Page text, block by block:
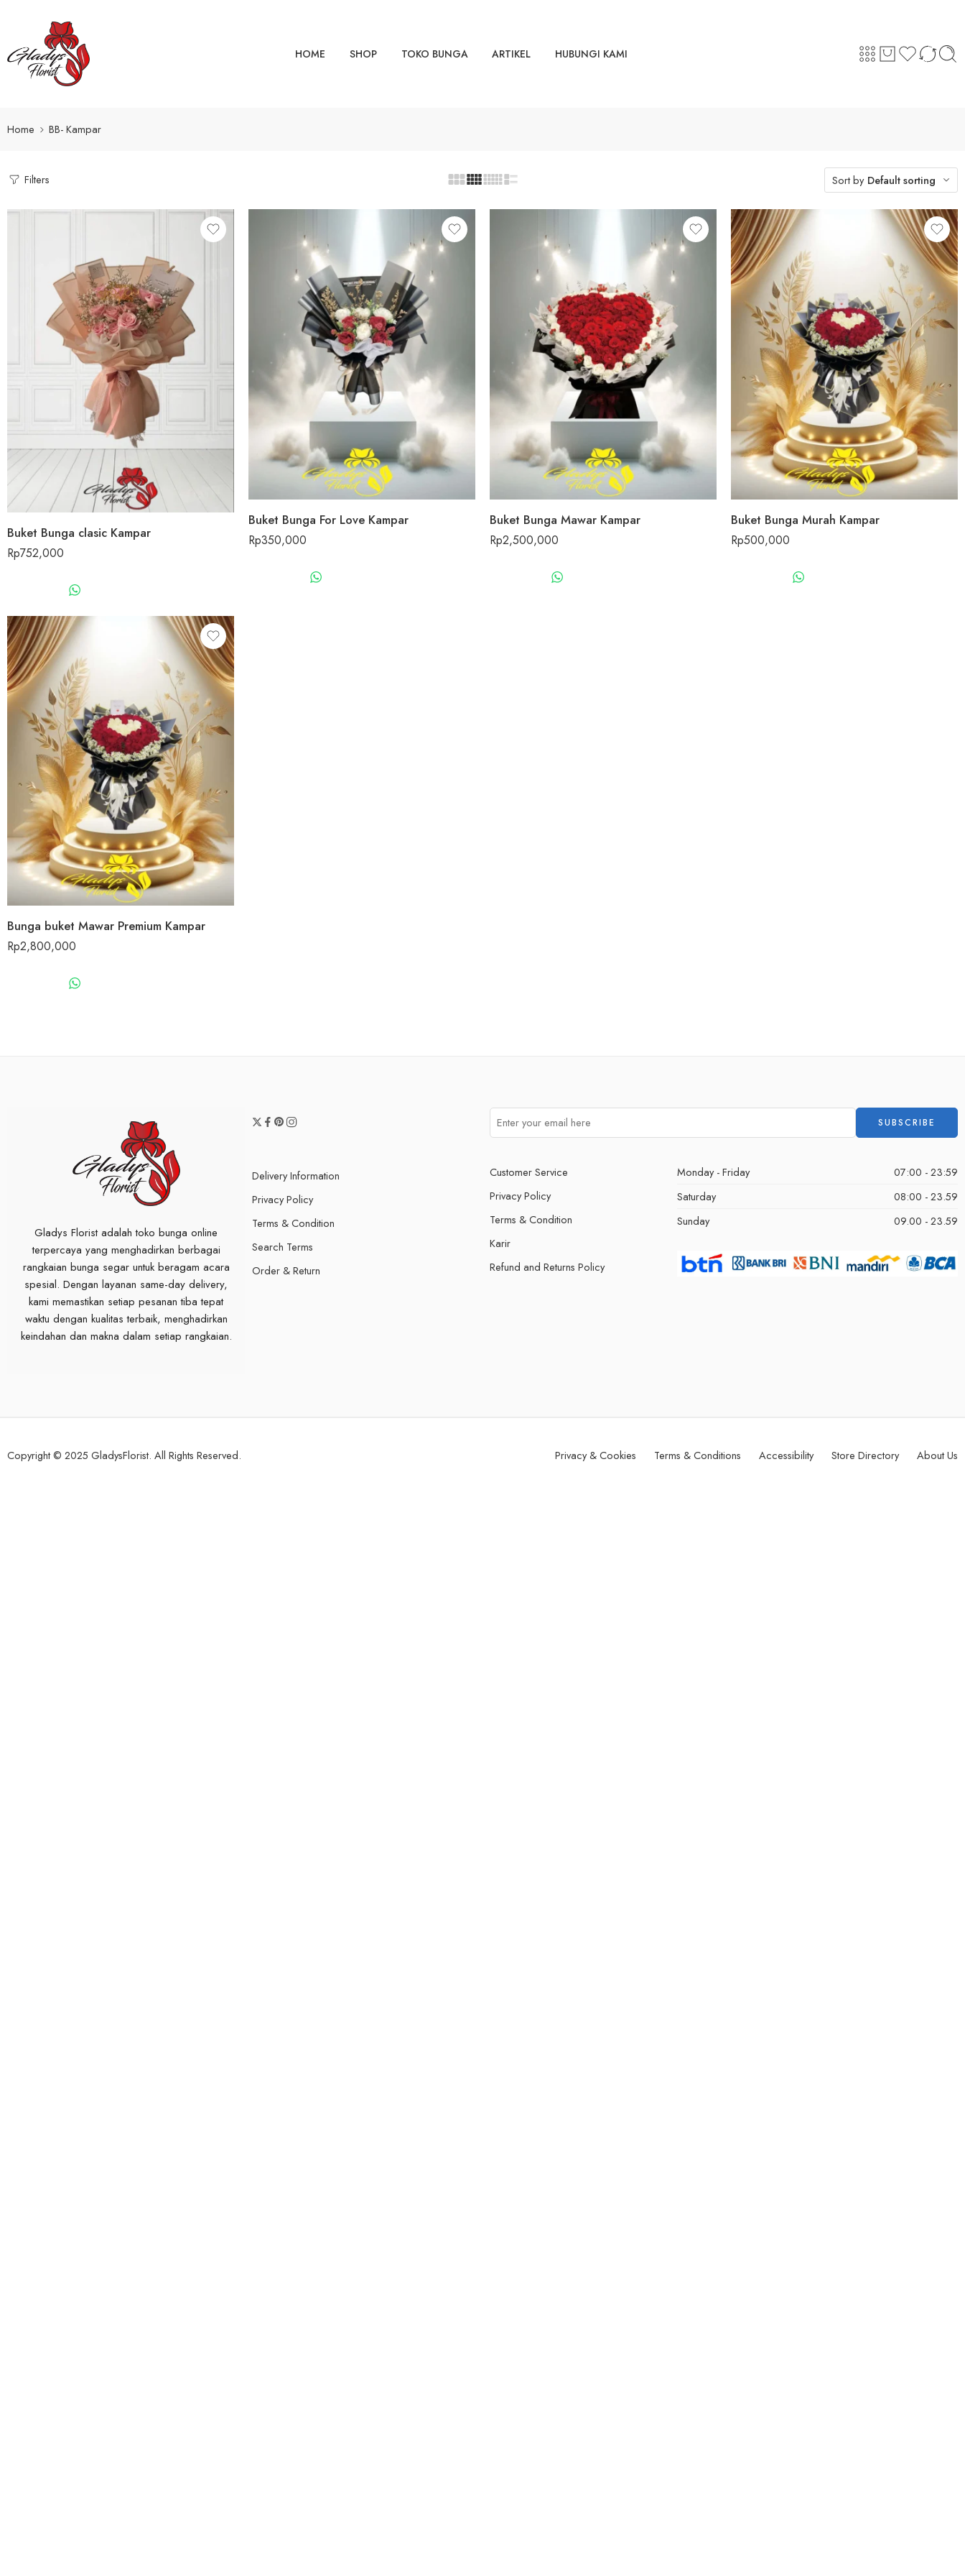
HOME SHOP TOKO BUNGA ARTIKEL HUBUNGI KAMI
Home BB- Kampar
Filters Sort by Default sorting
Buket Bunga clasic Kampar
Rp752,000
Buket Bunga For Love Kampar
Rp350,000
Buket Bunga Mawar Kampar
Rp2,500,000
Buket Bunga Murah Kampar
Rp500,000
Bunga buket Mawar Premium Kampar
Rp2,800,000
Gladys Florist adalah toko bunga online
terpercaya yang menghadirkan berbagai
rangkaian bunga segar untuk beragam acara
spesial. Dengan layanan same-day delivery,
kami memastikan setiap pesanan tiba tepat
waktu dengan kualitas terbaik, menghadirkan
keindahan dan makna dalam setiap rangkaian.
Delivery Information
Privacy Policy
Terms & Condition
Search Terms
Order & Return
Customer Service
Privacy Policy
Terms & Condition
Karir
Refund and Returns Policy
Monday - Friday
07:00 - 23:59
Saturday
08:00 - 23.59
Sunday
09.00 - 23.59
Copyright © 2025 GladysFlorist. All Rights Reserved. Privacy & Cookies Terms & Conditions Accessibility Store Directory About Us